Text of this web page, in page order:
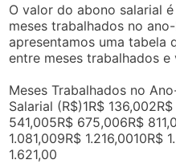
O valor do abono salarial
meses trabalhados no
apresentamos uma tabela
entre meses trabalhados
Meses Trabalhados no
Salarial (R$)1R$
541,005R$ 675,006R$
1.081,009R$ 1.216,0010R$
1.621,00